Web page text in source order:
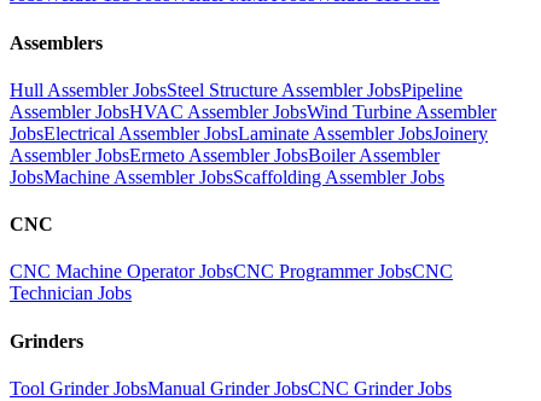
Assemblers
Hull Assembler JobsSteel Structure Assembler JobsPipeline
Assembler JobsHVAC Assembler JobsWind Turbine Assembler
JobsElectrical Assembler JobsLaminate Assembler JobsJoinery
Assembler JobsErmeto Assembler JobsBoiler Assembler
JobsMachine Assembler JobsScaffolding Assembler Jobs
CNC
CNC Machine Operator JobsCNC Programmer JobsCNC
Technician Jobs
Grinders
Tool Grinder JobsManual Grinder JobsCNC Grinder Jobs